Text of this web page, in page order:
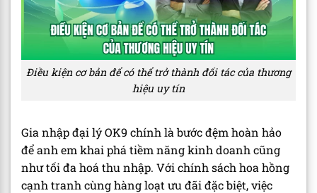
Điều kiện cơ bản để có thể trở thành đối tác của thương
hiệu uy tín
Gia nhập đại lý OK9 chính là bước đệm hoàn hảo
để anh em khai phá tiềm năng kinh doanh cũng
như tối đa hoá thu nhập. Với chính sách hoa hồng
cạnh tranh cùng hàng loạt ưu đãi đặc biệt, việc